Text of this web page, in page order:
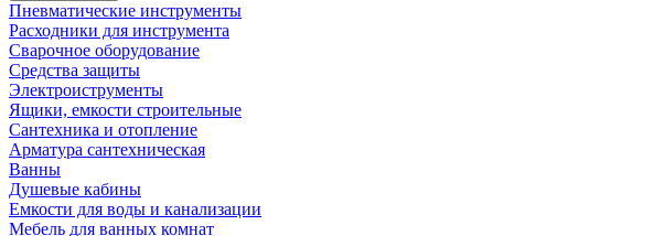
Пневматические инструменты
Расходники для инструмента
Сварочное оборудование
Средства защиты
Электроиструменты
Ящики, емкости строительные
Сантехника и отопление
Арматура сантехническая
Ванны
Душевые кабины
Емкости для воды и канализации
Мебель для ванных комнат